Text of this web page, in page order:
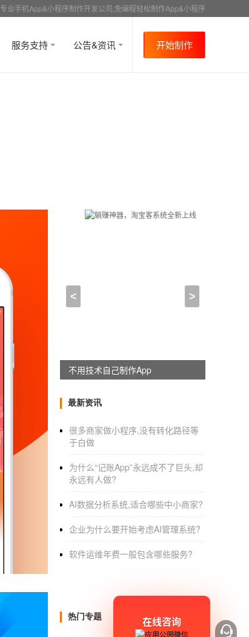
专业手机App&小程序制作开发公司,免编程轻松制作App&小程序
服务支持 公告&资讯 开始制作
2022-01-08 15:15:00
社区团购APP系统开发
购模式非常火爆，那么如何打造一个类似繁荣
公司，如社区平台景气优化、你我你、考拉
台是社区-团购模式的典型。它的成功让许多
优化繁荣社区和团购；的模式分析
售后问题，代表团团长会根据售后标准进行
1.营销横幅、标签导航、限时尖峰、每日团购
2.拼团商品展示：对于拼团商品的不同分类
< >
躺赚神器，淘宝客系统全新上线
最新资讯
很多商家做小程序,没有转化路径等
于白做
为什么“记账App”永远成不了巨头,却
永远有人做?
AI数据分析系统,适合哪些中小商家?
企业为什么要开始考虑AI管理系统?
软件运维年费一般包含哪些服务?
热门专题 在线咨询